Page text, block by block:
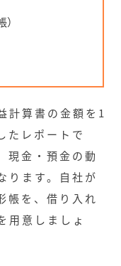
計算書の金額を1
たレポートで
現金・預金の動
ります。自社が
帳を、借り入れ
用意しましょ